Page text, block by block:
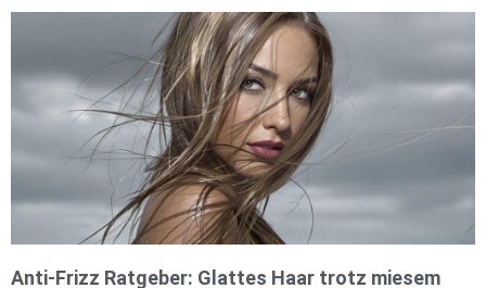
Anti-Frizz Ratgeber: Glattes Haar trotz miesem